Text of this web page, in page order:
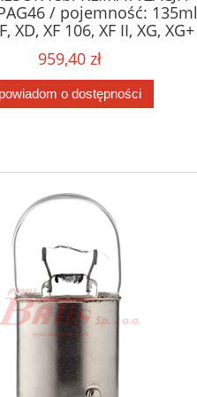
/ pojemność: 135ml
XD, XF 106, XF II, XG, XG+
959,40 zł
powiadom o dostępności